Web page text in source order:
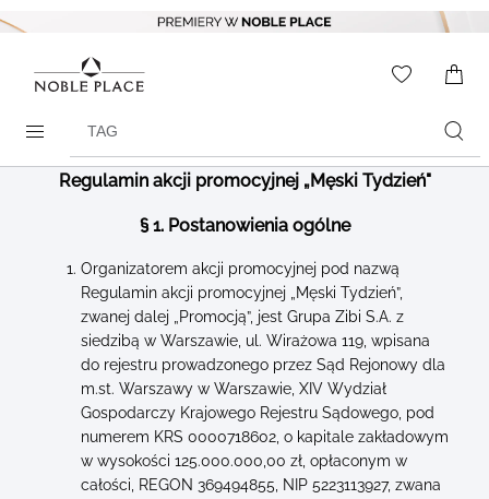
products
Regulamin akcji promocyjnej „Męski Tydzień"
§ 1. Postanowienia ogólne
Organizatorem akcji promocyjnej pod nazwą
Regulamin akcji promocyjnej „Męski Tydzień”,
zwanej dalej „Promocją”, jest Grupa Zibi S.A. z
siedzibą w Warszawie, ul. Wirażowa 119, wpisana
do rejestru prowadzonego przez Sąd Rejonowy dla
m.st. Warszawy w Warszawie, XIV Wydział
Gospodarczy Krajowego Rejestru Sądowego, pod
numerem KRS 0000718602, o kapitale zakładowym
w wysokości 125.000.000,00 zł, opłaconym w
całości, REGON 369494855, NIP 5223113927, zwana